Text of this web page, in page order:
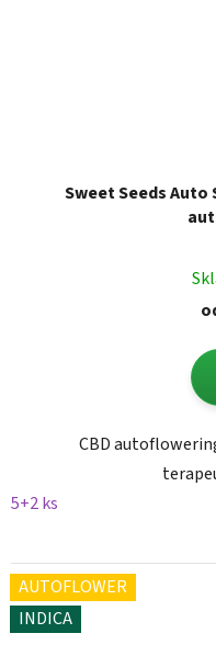
Sweet Seeds Auto
CBD
5+2 ks
AUTOFLOWER
INDICA